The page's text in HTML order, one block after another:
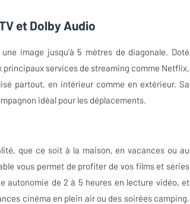
et Dolby Audio
image jusqu'à 5 mètres de diagonale. Doté
principaux services de streaming comme Netflix,
partout, en intérieur comme en extérieur. Sa
idéal pour les déplacements.
que ce soit à la maison, en vacances ou au
vous permet de profiter de vos films et séries
autonomie de 2 à 5 heures en lecture vidéo, et
cinéma en plein air ou des soirées camping.